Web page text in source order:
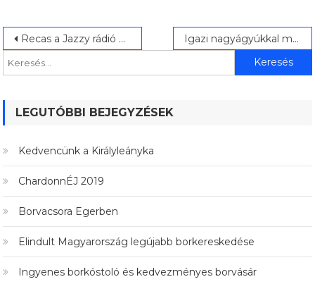
Bejegyzés
navigáció
Recas a Jazzy rádió Borjour műsorában Igazi nagyágyúkkal megyünk a Bordó blend kóstolóra!
LEGUTÓBBI BEJEGYZÉSEK
Kedvencünk a Királyleányka
ChardonnÉJ 2019
Borvacsora Egerben
Elindult Magyarország legújabb borkereskedése
Ingyenes borkóstoló és kedvezményes borvásár